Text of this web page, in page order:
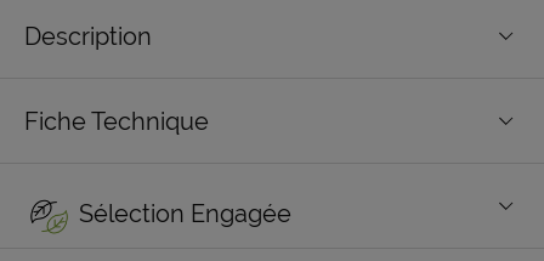
Description
Fiche Technique
Sélection Engagée